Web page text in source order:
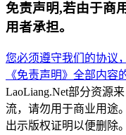
免责声明,若由于商
用者承担。
您必须遵守我们的协议
《免责声明》全部内容
LaoLiang.Net部分资源
流，请勿用于商业用途
出示版权证明以便删除